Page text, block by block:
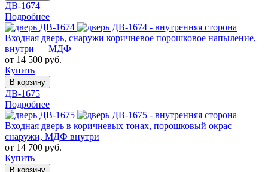
ДВ-1674
Подробнее
Входная дверь, снаружи коричневое порошковое напыление,
внутри — МДФ
от 14 500 руб.
Купить
В корзину
ДВ-1675
Подробнее
Входная дверь в коричневых тонах, порошковый окрас
снаружи, МДФ внутри
от 14 700 руб.
Купить
В корзину